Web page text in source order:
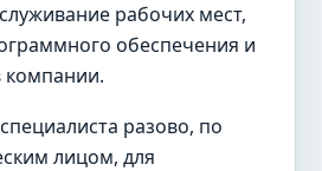
рабочих мест,
обеспечения и
компании.
разово, по
лицом, для